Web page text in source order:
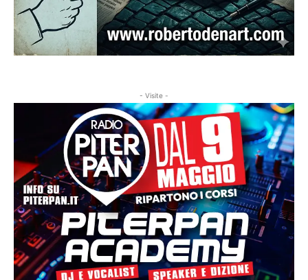
- Visite -